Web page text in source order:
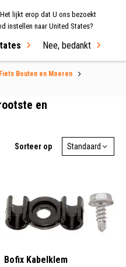
lijkt erop dat U ons bezoekt
instellen naar United States?
Nee, bedankt
Fiets Bouten en Moeren
en
Sorteer op
Bofix Kabelklem